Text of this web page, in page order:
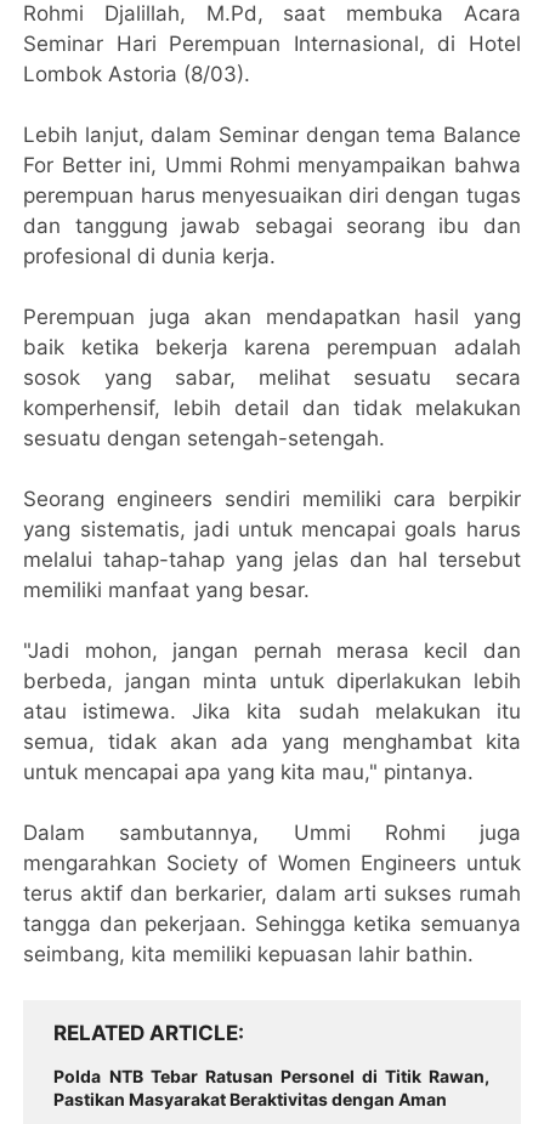
Rohmi Djalillah, M.Pd, saat membuka Acara
Seminar Hari Perempuan Internasional, di Hotel
Lombok Astoria (8/03).
Lebih lanjut, dalam Seminar dengan tema Balance
For Better ini, Ummi Rohmi menyampaikan bahwa
perempuan harus menyesuaikan diri dengan tugas
dan tanggung jawab sebagai seorang ibu dan
profesional di dunia kerja.
Perempuan juga akan mendapatkan hasil yang
baik ketika bekerja karena perempuan adalah
sosok yang sabar, melihat sesuatu secara
komperhensif, lebih detail dan tidak melakukan
sesuatu dengan setengah-setengah.
Seorang engineers sendiri memiliki cara berpikir
yang sistematis, jadi untuk mencapai goals harus
melalui tahap-tahap yang jelas dan hal tersebut
memiliki manfaat yang besar.
"Jadi mohon, jangan pernah merasa kecil dan
berbeda, jangan minta untuk diperlakukan lebih
atau istimewa. Jika kita sudah melakukan itu
semua, tidak akan ada yang menghambat kita
untuk mencapai apa yang kita mau," pintanya.
Dalam sambutannya, Ummi Rohmi juga
mengarahkan Society of Women Engineers untuk
terus aktif dan berkarier, dalam arti sukses rumah
tangga dan pekerjaan. Sehingga ketika semuanya
seimbang, kita memiliki kepuasan lahir bathin.
RELATED ARTICLE
Polda NTB Tebar Ratusan Personel di Titik Rawan,
Pastikan Masyarakat Beraktivitas dengan Aman